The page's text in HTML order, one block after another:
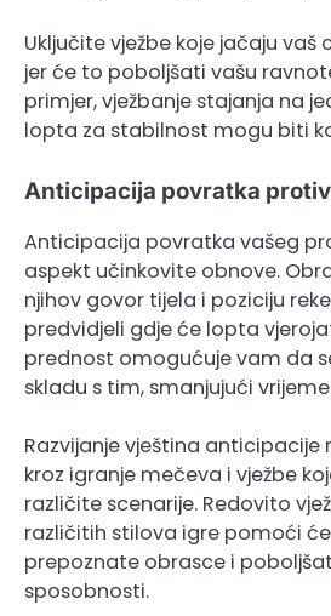
Uključite vježbe koje jačaju vaš
jer će to poboljšati vašu
primjer, vježbanje stajanja na
lopta za stabilnost mogu biti
Anticipacija povratka
Anticipacija povratka vašeg
aspekt učinkovite obnove.
njihov govor tijela i poziciju
predvidjeli gdje će lopta
prednost omogućuje vam da
skladu s tim, smanjujući
Razvijanje vještina anticipacije
kroz igranje mečeva i vježbe
različite scenarije. Redovito
različitih stilova igre pomoći
prepoznate obrasce i
sposobnosti.